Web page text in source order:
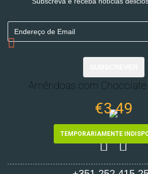
Amêndoas com
€3.49
TEMPORARIAMENTE